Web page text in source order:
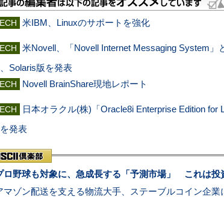
米IBM、Linuxのサポートを強化
米Novell、「Novell Internet Messaging System」
Solaris版を発表
Novell BrainShare現地レポート
日本オラクル(株)「Oracle8i Enterprise Edition for
発表
ロ野球も対象に、急成長する「予測市場」 これは投